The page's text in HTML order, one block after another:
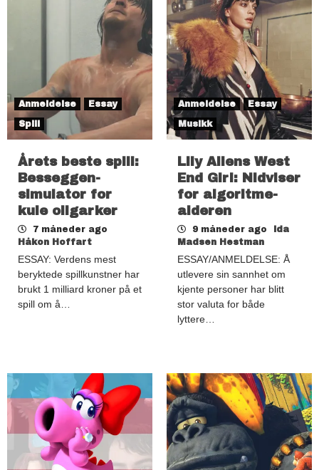
Anmeldelse
Essay
Spill
Årets beste spill:
Besseggen-
simulator for
kule oligarker
7 måneder ago
Håkon Hoffart
ESSAY: Verdens mest
beryktede spillkunstner har
brukt 1 milliard kroner på et
spill om å…
Anmeldelse
Essay
Musikk
Lily Allens West
End Girl: Nidviser
for algoritme-
alderen
9 måneder ago
Ida
Madsen Hestman
ESSAY/ANMELDELSE: Å
utlevere sin sannhet om
kjente personer har blitt
stor valuta for både
lyttere…